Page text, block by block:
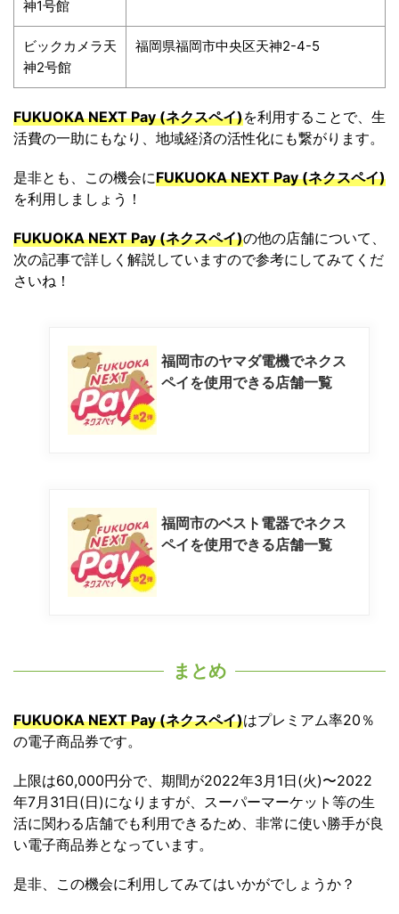
神1号館
ビックカメラ天
神2号館
福岡県福岡市中央区天神2-4-5
FUKUOKA NEXT Pay (ネクスペイ)を利用することで、生
活費の一助にもなり、地域経済の活性化にも繋がります。
是非とも、この機会にFUKUOKA NEXT Pay (ネクスペイ)
を利用しましょう！
FUKUOKA NEXT Pay (ネクスペイ)の他の店舗について、
次の記事で詳しく解説していますので参考にしてみてくだ
さいね！
福岡市のヤマダ電機でネクス
ペイを使用できる店舗一覧
福岡市のベスト電器でネクス
ペイを使用できる店舗一覧
まとめ
FUKUOKA NEXT Pay (ネクスペイ)はプレミアム率20％
の電子商品券です。
上限は60,000円分で、期間が2022年3月1日(火)〜2022
年7月31日(日)になりますが、スーパーマーケット等の生
活に関わる店舗でも利用できるため、非常に使い勝手が良
い電子商品券となっています。
是非、この機会に利用してみてはいかがでしょうか？